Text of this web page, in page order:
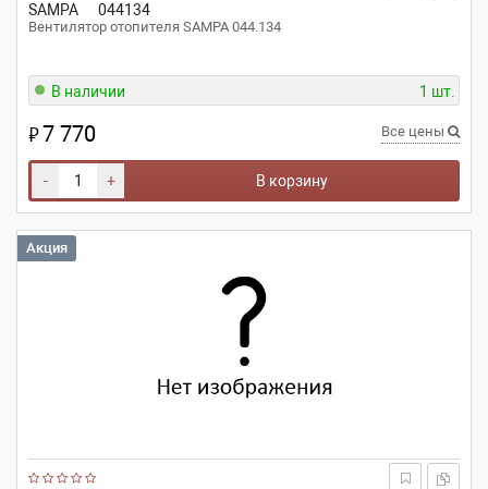
SAMPA 044134
Вентилятор отопителя SAMPA 044.134
В наличии 1 шт.
₽7 770 Все цены
- + В корзину
Акция